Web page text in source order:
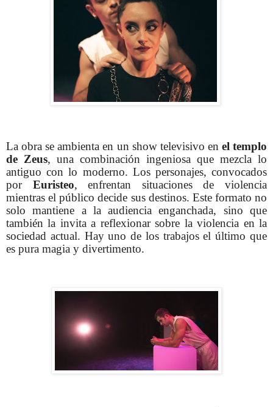
La obra se ambienta en un show televisivo en el templo
de Zeus, una combinación ingeniosa que mezcla lo
antiguo con lo moderno. Los personajes, convocados
por Euristeo, enfrentan situaciones de violencia
mientras el público decide sus destinos. Este formato no
solo mantiene a la audiencia enganchada, sino que
también la invita a reflexionar sobre la violencia en la
sociedad actual. Hay uno de los trabajos el último que
es pura magia y divertimento.